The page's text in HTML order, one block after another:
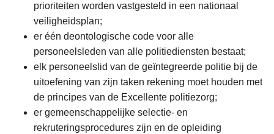
prioriteiten worden vastgesteld in een nationaal
veiligheidsplan;
er één deontologische code voor alle
personeelsleden van alle politiediensten bestaat;
elk personeelslid van de geïntegreerde politie bij de
uitoefening van zijn taken rekening moet houden met
de principes van de Excellente politiezorg;
er gemeenschappelijke selectie- en
rekruteringsprocedures zijn en de opleiding